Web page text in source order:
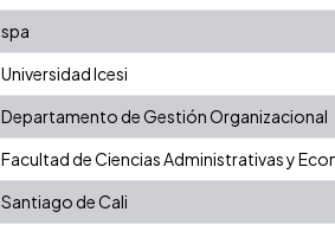
spa
Universidad Icesi
Departamento de Gestión Organizacional
Facultad de Ciencias Administrativas y
Santiago de Cali